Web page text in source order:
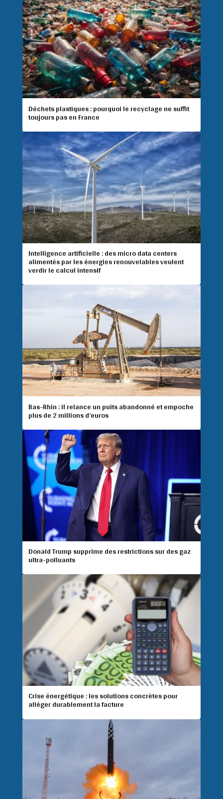
Déchets plastiques : pourquoi le recyclage ne suffit
toujours pas en France
Intelligence artificielle : des micro data centers
alimentés par les énergies renouvelables veulent
verdir le calcul intensif
Bas-Rhin : il relance un puits abandonné et empoche
plus de 2 millions d’euros
Donald Trump supprime des restrictions sur des gaz
ultra-polluants
Crise énergétique : les solutions concrètes pour
alléger durablement la facture